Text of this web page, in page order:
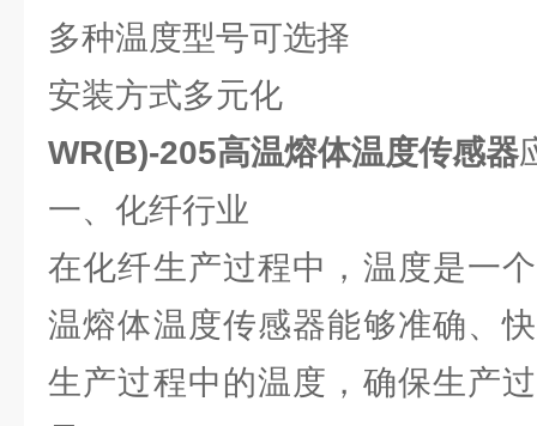
多种温度型号可选择
安装方式多元化
WR(B)-205高温熔体温度传感器
一、化纤行业
在化纤生产过程中，温度是一
温熔体温度传感器能够准确、
生产过程中的温度，确保生产